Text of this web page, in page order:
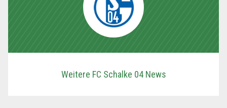
Weitere FC Schalke 04 News